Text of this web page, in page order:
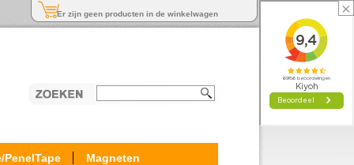
Er zijn geen producten in de winkelwagen
PenelTape Magneten
×